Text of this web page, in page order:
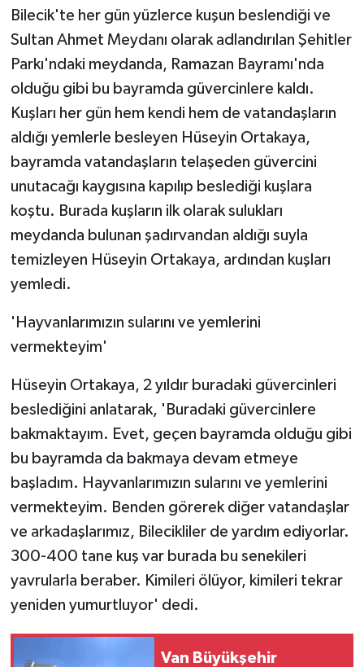
Bilecik'te her gün yüzlerce kuşun beslendiği ve
Sultan Ahmet Meydanı olarak adlandırılan Şehitler
Parkı'ndaki meydanda, Ramazan Bayramı'nda
olduğu gibi bu bayramda güvercinlere kaldı.
Kuşları her gün hem kendi hem de vatandaşların
aldığı yemlerle besleyen Hüseyin Ortakaya,
bayramda vatandaşların telaşeden güvercini
unutacağı kaygısına kapılıp beslediği kuşlara
koştu. Burada kuşların ilk olarak sulukları
meydanda bulunan şadırvandan aldığı suyla
temizleyen Hüseyin Ortakaya, ardından kuşları
yemledi.
'Hayvanlarımızın sularını ve yemlerini
vermekteyim'
Hüseyin Ortakaya, 2 yıldır buradaki güvercinleri
beslediğini anlatarak, 'Buradaki güvercinlere
bakmaktayım. Evet, geçen bayramda olduğu gibi
bu bayramda da bakmaya devam etmeye
başladım. Hayvanlarımızın sularını ve yemlerini
vermekteyim. Benden görerek diğer vatandaşlar
ve arkadaşlarımız, Bilecikliler de yardım ediyorlar.
300-400 tane kuş var burada bu senekileri
yavrularla beraber. Kimileri ölüyor, kimileri tekrar
yeniden yumurtluyor' dedi.
Van Büyükşehir